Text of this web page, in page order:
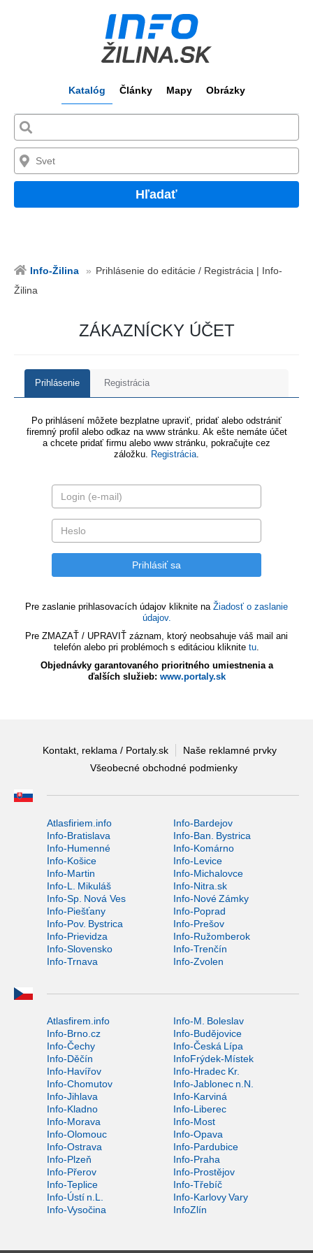
Katalóg Články Mapy Obrázky
Hľadať
Info-Žilina
Prihlásenie do editácie / Registrácia | Info-
Žilina
ZÁKAZNÍCKY ÚČET
Prihlásenie Registrácia
Po prihlásení môžete bezplatne upraviť, pridať alebo odstrániť
firemný profil alebo odkaz na www stránku. Ak ešte nemáte účet
a chcete pridať firmu alebo www stránku, pokračujte cez
záložku. Registrácia.
Pre zaslanie prihlasovacích údajov kliknite na Žiadosť o zaslanie
údajov.
Pre ZMAZAŤ / UPRAVIŤ záznam, ktorý neobsahuje váš mail ani
telefón alebo pri problémoch s editáciou kliknite tu.
Objednávky garantovaného prioritného umiestnenia a
ďalších služieb: www.portaly.sk
Kontakt, reklama / Portaly.sk
Naše reklamné prvky
Všeobecné obchodné podmienky
Atlasfiriem.info
Info-Bardejov
Info-Bratislava
Info-Ban. Bystrica
Info-Humenné
Info-Komárno
Info-Košice
Info-Levice
Info-Martin
Info-Michalovce
Info-L. Mikuláš
Info-Nitra.sk
Info-Sp. Nová Ves
Info-Nové Zámky
Info-Piešťany
Info-Poprad
Info-Pov. Bystrica
Info-Prešov
Info-Prievidza
Info-Ružomberok
Info-Slovensko
Info-Trenčín
Info-Trnava
Info-Zvolen
Atlasfirem.info
Info-M. Boleslav
Info-Brno.cz
Info-Budějovice
Info-Čechy
Info-Česká Lípa
Info-Děčín
InfoFrýdek-Místek
Info-Havířov
Info-Hradec Kr.
Info-Chomutov
Info-Jablonec n.N.
Info-Jihlava
Info-Karviná
Info-Kladno
Info-Liberec
Info-Morava
Info-Most
Info-Olomouc
Info-Opava
Info-Ostrava
Info-Pardubice
Info-Plzeň
Info-Praha
Info-Přerov
Info-Prostějov
Info-Teplice
Info-Třebíč
Info-Ústí n.L.
Info-Karlovy Vary
Info-Vysočina
InfoZlín